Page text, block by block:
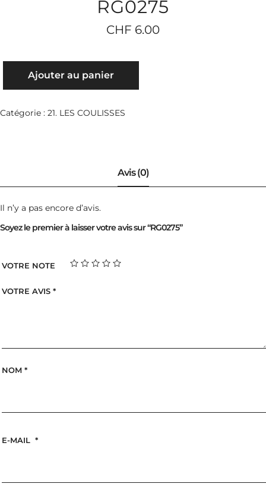
RG0275
CHF 6.00
Ajouter au panier
Catégorie : 21. LES COULISSES
Il n’y a pas encore d’avis.
Soyez le premier à laisser votre avis sur “RG0275”
VOTRE NOTE
VOTRE AVIS *
NOM *
E-MAIL *